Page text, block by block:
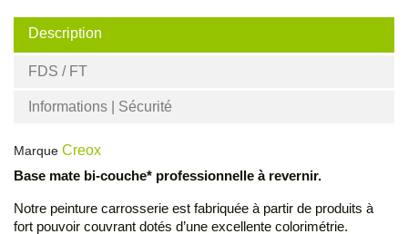
Description
FDS / FT
Informations | Sécurité
Marque Creox
Base mate bi-couche* professionnelle à revernir.
Notre peinture carrosserie est fabriquée à partir de produits à
fort pouvoir couvrant dotés d’une excellente colorimétrie.